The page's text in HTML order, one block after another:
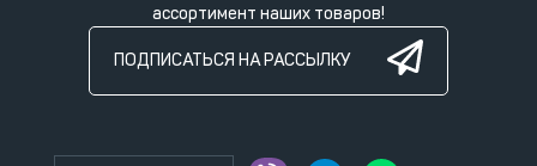
ассортимент наших товаров!
ПОДПИСАТЬСЯ НА РАССЫЛКУ